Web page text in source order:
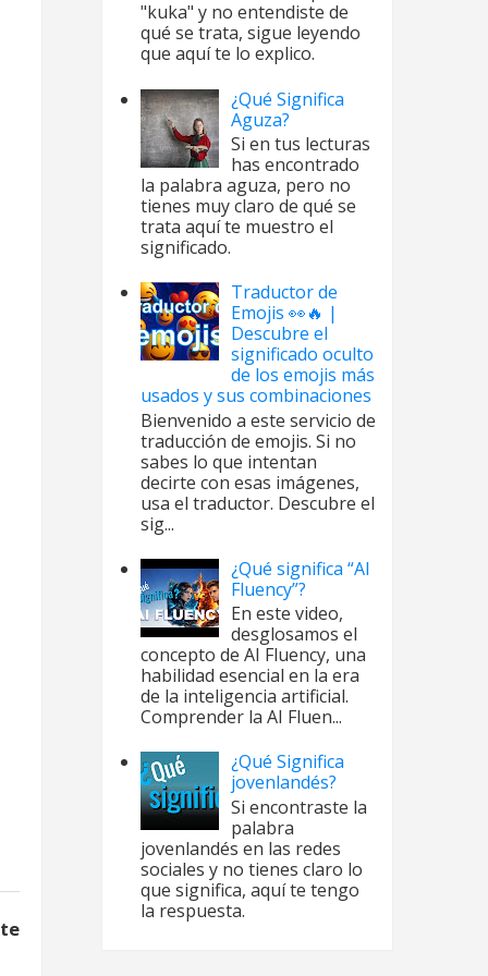
"kuka" y no entendiste de
qué se trata, sigue leyendo
que aquí te lo explico.
¿Qué Significa
Aguza?
Si en tus lecturas
has encontrado
la palabra aguza, pero no
tienes muy claro de qué se
trata aquí te muestro el
significado.
Traductor de
Emojis 👀🔥 |
Descubre el
significado oculto
de los emojis más
usados y sus combinaciones
Bienvenido a este servicio de
traducción de emojis. Si no
sabes lo que intentan
decirte con esas imágenes,
usa el traductor. Descubre el
sig...
¿Qué significa “AI
Fluency”?
En este video,
desglosamos el
concepto de AI Fluency, una
habilidad esencial en la era
de la inteligencia artificial.
Comprender la AI Fluen...
¿Qué Significa
jovenlandés?
Si encontraste la
palabra
jovenlandés en las redes
sociales y no tienes claro lo
que significa, aquí te tengo
la respuesta.